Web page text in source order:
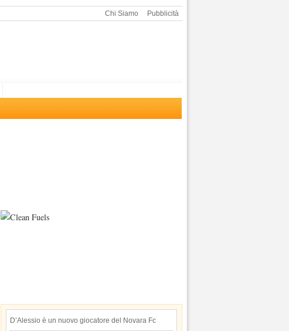
Chi Siamo Pubblicità
D’Alessio è un nuovo giocatore del Novara Fc